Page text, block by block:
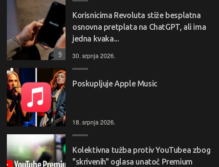
Korisnicima Revoluta stiže besplatna
osnovna pretplata na ChatGPT, ali ima
jedna kvaka...
30. srpnja 2026.
9
Poskupljuje Apple Music
18. srpnja 2026.
Kolektivna tužba protiv YouTubea zbog
"skrivenih" oglasa unatoč Premium